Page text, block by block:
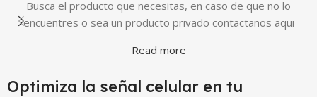
Busca el producto que necesitas, en caso de que no lo
encuentres o sea un producto privado contactanos aqui
Read more
Optimiza la señal celular en tu